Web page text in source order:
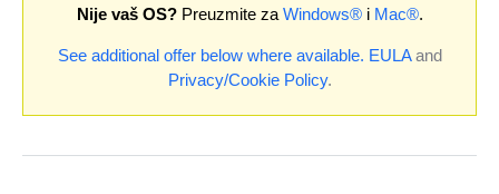
Nije vaš OS?Preuzmite za Windows®i Mac®.
See additional offer below where available. EULAand
Privacy/Cookie Policy.